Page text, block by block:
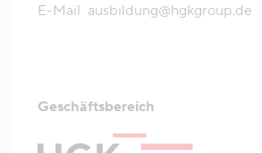
E-Mail ausbildung@hgkgroup.de
Geschäftsbereich